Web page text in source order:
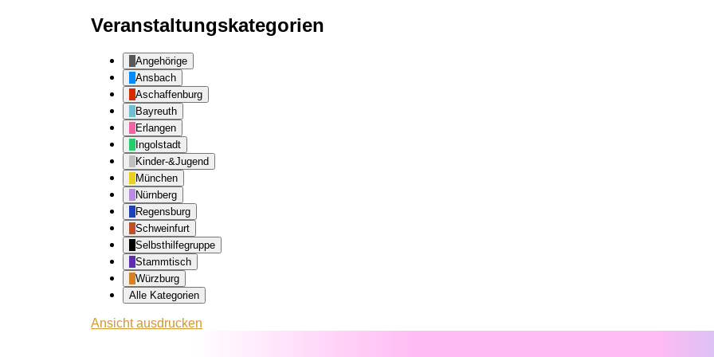
Veranstaltungskategorien
Angehörige
Ansbach
Aschaffenburg
Bayreuth
Erlangen
Ingolstadt
Kinder-&Jugend
München
Nürnberg
Regensburg
Schweinfurt
Selbsthilfegruppe
Stammtisch
Würzburg
Alle Kategorien
Ansichtausdrucken